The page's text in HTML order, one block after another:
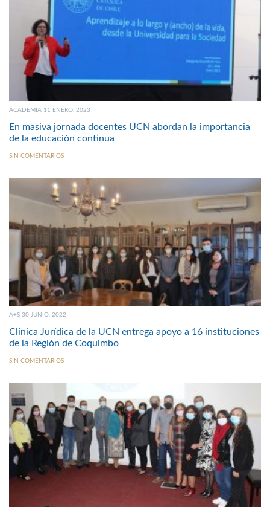
ACADEMIA 11 ENERO, 2023
En masiva jornada docentes UCN abordan la importancia
de la educación continua
SIN COMENTARIOS
A+S 30 JUNIO, 2022
Clínica Jurídica de la UCN entrega apoyo a 16 instituciones
de la Región de Coquimbo
SIN COMENTARIOS